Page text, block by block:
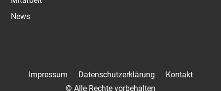
News
Impressum Datenschutzerklärung
Kontakt
© Alle Rechte vorbehalten